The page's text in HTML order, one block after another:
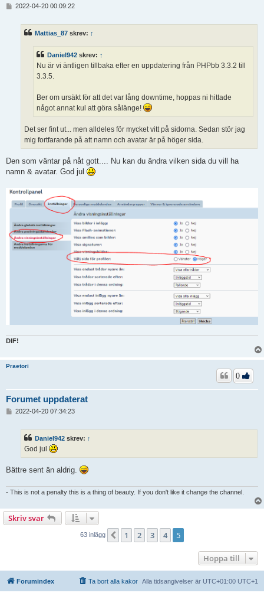
2022-04-20 00:09:22
Mattias_87 skrev: ↑
Daniel942 skrev: ↑
Nu är vi äntligen tillbaka efter en uppdatering från PHPbb 3.3.2 till
3.3.5.
Ber om ursäkt för att det var lång downtime, hoppas ni hittade
något annat kul att göra sålänge!
Det ser fint ut... men alldeles för mycket vitt på sidorna. Sedan stör jag
mig fortfarande på att namn och avatar är på höger sida.
Den som väntar på nåt gott.... Nu kan du ändra vilken sida du vill ha
namn & avatar. God jul
DIF!
Praetori
Forumet uppdaterat
0
2022-04-20 07:34:23
Daniel942 skrev: ↑
God jul
Bättre sent än aldrig.
- This is not a penalty this is a thing of beauty. If you don't like it change the channel.
Skriv svar
63 inlägg Föregående
1 2 3 4 5
Hoppa till
Forumindex Alla tidsangivelser är UTC+01:00 UTC+1
Ta bort alla kakor